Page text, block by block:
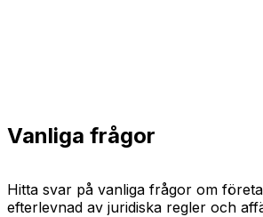
Vanliga frågor
Hitta svar på vanliga frågor om
efterlevnad av juridiska regler och